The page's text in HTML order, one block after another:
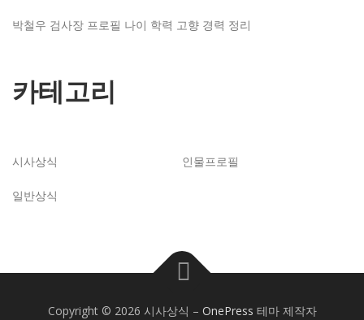
박철우 검사장 프로필 나이 학력 고향 경력 정리
카테고리
시사상식 인물프로필
일반상식
Copyright © 2026 시사상식 – OnePress 테마 제작자